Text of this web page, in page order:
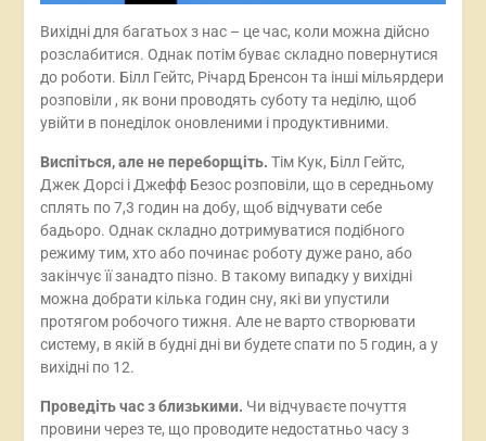
Вихідні для багатьох з нас – це час, коли можна дійсно
розслабитися. Однак потім буває складно повернутися
до роботи. Білл Гейтс, Річард Бренсон та інші мільярдери
розповіли , як вони проводять суботу та неділю, щоб
увійти в понеділок оновленими і продуктивними.
Виспіться, але не переборщіть. Тім Кук, Білл Гейтс,
Джек Дорсі і Джефф Безос розповіли, що в середньому
сплять по 7,3 годин на добу, щоб відчувати себе
бадьоро. Однак складно дотримуватися подібного
режиму тим, хто або починає роботу дуже рано, або
закінчує її занадто пізно. В такому випадку у вихідні
можна добрати кілька годин сну, які ви упустили
протягом робочого тижня. Але не варто створювати
систему, в якій в будні дні ви будете спати по 5 годин, а у
вихідні по 12.
Проведіть час з близькими. Чи відчуваєте почуття
провини через те, що проводите недостатньо часу з